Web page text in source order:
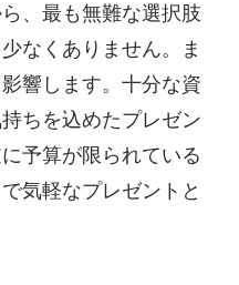
、最も無難な選択肢
なくありません。ま
響します。十分な資
ちを込めたプレゼン
予算が限られている
気軽なプレゼントと